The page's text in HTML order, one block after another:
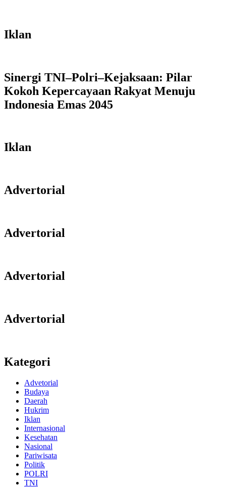
Iklan
Sinergi TNI–Polri–Kejaksaan: Pilar
Kokoh Kepercayaan Rakyat Menuju
Indonesia Emas 2045
Iklan
Advertorial
Advertorial
Advertorial
Advertorial
Kategori
Advetorial
Budaya
Daerah
Hukrim
Iklan
Internasional
Kesehatan
Nasional
Pariwisata
Politik
POLRI
TNI